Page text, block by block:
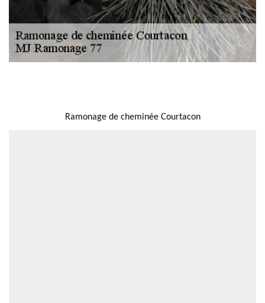
Ramonage de cheminée Courtacon